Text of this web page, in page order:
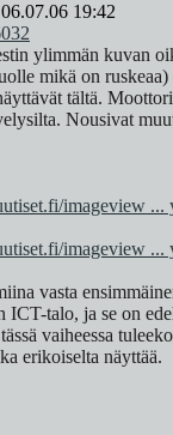
06.07.06 19:42
ylimmän kuvan
mikä on
tältä.
Nousivat
imageview ...
imageview ...
vasta
ICT-talo, ja se on
vaiheessa
erikoiselta näyttää.